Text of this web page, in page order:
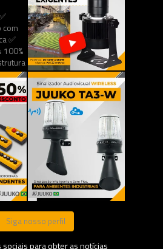
Siga nosso perfil
para obter as notícias